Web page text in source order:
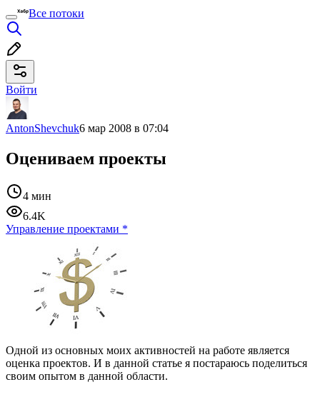
Все потоки
Войти
AntonShevchuk6 мар 2008 в 07:04
Оцениваем проекты
4 мин
6.4K
Управление проектами *
Одной из основных моих активностей на работе является
оценка проектов. И в данной статье я постараюсь поделиться
своим опытом в данной области.